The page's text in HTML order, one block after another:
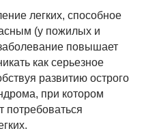
легких, способное
(у пожилых и
повышает
как серьезное
развитию острого
при котором
потребоваться